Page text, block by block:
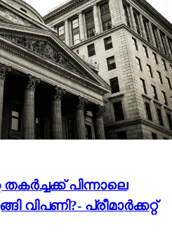
പിന്നാലെ
വിപണി?- പ്രീമാർക്കറ്റ്